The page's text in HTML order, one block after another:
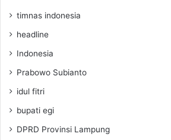
timnas indonesia
headline
Indonesia
Prabowo Subianto
idul fitri
bupati egi
DPRD Provinsi Lampung